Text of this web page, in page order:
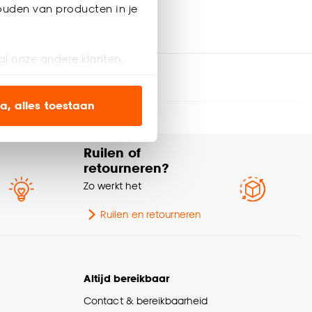
van producten in je
onze andere klanten.
om alleen de
wel of niet te
cookieverklaring .
alles toestaan
je volgende bestelling
Ruilen of
retourneren?
Zo werkt het
Ruilen en retourneren
Altijd bereikbaar
Contact & bereikbaarheid